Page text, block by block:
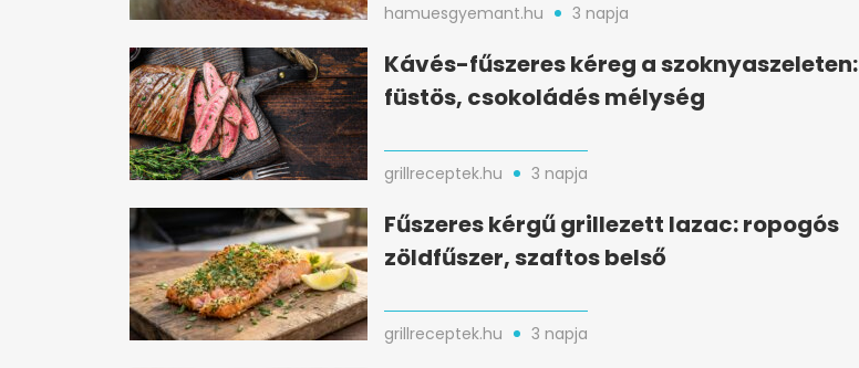
hamuesgyemant.hu 3 napja
Kávés-fűszeres kéreg a szoknyaszeleten:
füstös, csokoládés mélység
grillreceptek.hu 3 napja
Fűszeres kérgű grillezett lazac: ropogós
zöldfűszer, szaftos belső
grillreceptek.hu 3 napja